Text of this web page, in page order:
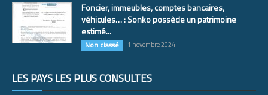
Foncier, immeubles, comptes bancaires,
véhicules… : Sonko possède un patrimoine
estimé...
Non classé 1 novembre 2024
LES PAYS LES PLUS CONSULTÉS